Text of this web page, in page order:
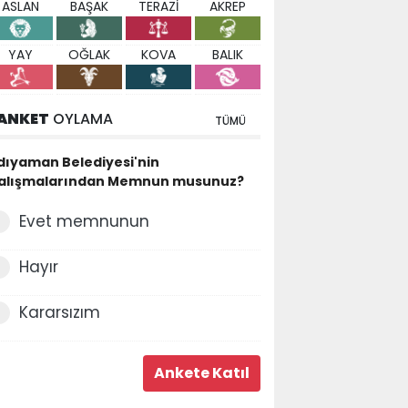
ASLAN BAŞAK TERAZİ AKREP
YAY OĞLAK KOVA BALIK
OYLAMA TÜMÜ
Belediyesi'nin
Memnun musunuz?
Evet memnunun
Hayır
Kararsızım